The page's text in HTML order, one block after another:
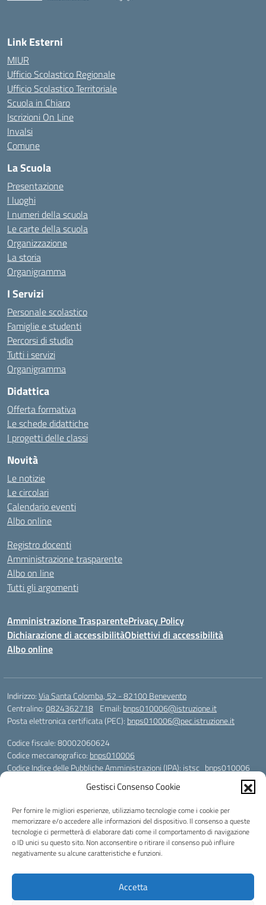
Gestisci Consenso Cookie
Per fornire le migliori esperienze, utilizziamo tecnologie come i cookie per
memorizzare e/o accedere alle informazioni del dispositivo. Il consenso a queste
tecnologie ci permetterà di elaborare dati come il comportamento di navigazione
o ID unici su questo sito. Non acconsentire o ritirare il consenso può influire
negativamente su alcune caratteristiche e funzioni.
Accetta
Link Esterni
MIUR
Ufficio Scolastico Regionale
Ufficio Scolastico Territoriale
Scuola in Chiaro
Iscrizioni On Line
Invalsi
Comune
La Scuola
Presentazione
I luoghi
I numeri della scuola
Le carte della scuola
Organizzazione
La storia
Organigramma
I Servizi
Personale scolastico
Famiglie e studenti
Percorsi di studio
Tutti i servizi
Organigramma
Didattica
Offerta formativa
Le schede didattiche
I progetti delle classi
Novità
Le notizie
Le circolari
Calendario eventi
Albo online
Registro docenti
Amministrazione trasparente
Albo on line
Tutti gli argomenti
Amministrazione TrasparentePrivacy Policy
Dichiarazione di accessibilitàObiettivi di accessibilità
Albo online
Indirizzo:Via Santa Colomba, 52 - 82100 Benevento
Centralino:0824362718 Email: bnps010006@istruzione.it
Posta elettronica certificata (PEC): bnps010006@pec.istruzione.it
Codice fiscale: 80002060624
Codice meccanografico: bnps010006
Codice Indice delle Pubbliche Amministrazioni (IPA): istsc_bnps010006
Codice Univoco per le fatture elettroniche: UFHWS5
Liceo Scientifico "Gaetano Rummo"
Conto Corrente Bancario (C.C.B.):
IT17 H 03069 15003 100000046036
Conto Tesoreria
CODICE TESORERIA: TU-421-0310110
IBAN: IT 84 E 01000 04306 TU0000017891